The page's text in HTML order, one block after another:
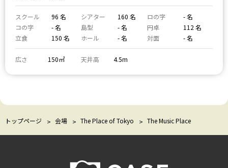
スクール 96 名 シアター 160 名 ロの字
- 名
コの字
- 名 島型 - 名 円卓
112 名
立食
150 名 ホール - 名 対面 - 名
広さ 150㎡ 天井高 4.5m
トップページ 会場 The Place of Tokyo The Music Place